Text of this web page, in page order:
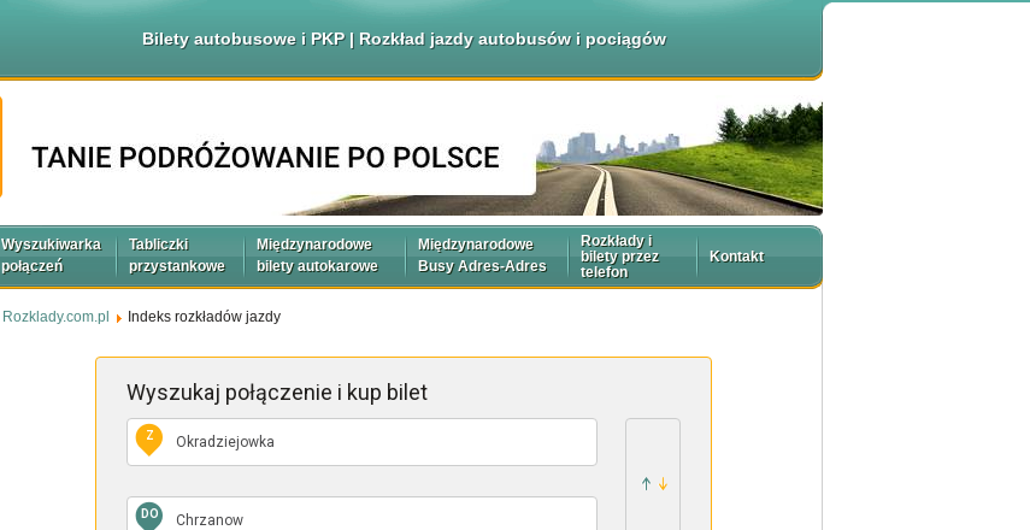
Bilety autobusowe i PKP | Rozkład jazdy autobusów i pociągów
Wyszukiwarka
połączeń
Tabliczki
przystankowe
Międzynarodowe
bilety autokarowe
Międzynarodowe
Busy Adres-Adres
Rozkłady i
bilety przez
telefon
Kontakt
Rozklady.com.pl Indeks rozkładów jazdy
Wyszukaj połączenie i kup bilet
Z
DO